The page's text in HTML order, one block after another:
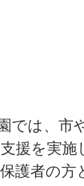
は、市
援を実施
護者の